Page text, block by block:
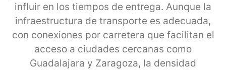
influir en los tiempos de entrega. Aunque la
infraestructura de transporte es adecuada,
con conexiones por carretera que facilitan el
acceso a ciudades cercanas como
Guadalajara y Zaragoza, la densidad